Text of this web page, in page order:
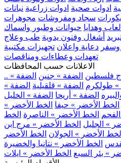
ادوات صحية ادوات زراعية نباتات
سجاد ومفروشات مجوهرات
العاب وهدايا حيوانات وطيور واسماك
أشغال وفنون يدوية طب وعلاج
دعاية واعلان تجهيزات مكتبية
تعهدات وعطاءات ومناقصات
الاعلانات حسب المحافظات
فلسطين الضفة » جنين الضفة »
» طولكرم الضفة » قلقيلية الضفة »
الضفة » أريحا الضفة » الخليل
الخط الأخضر » حيفا الخط الأخضر »
الخط الأخضر » الناصرة الخط
» الجليل الخط الأخضر » مرج ابن
الخط الأخضر » الجولان الخط الأخضر
الخط الأخضر » نتانيا والخضيرة
» بئر السبع الخط الأخضر » ايلات